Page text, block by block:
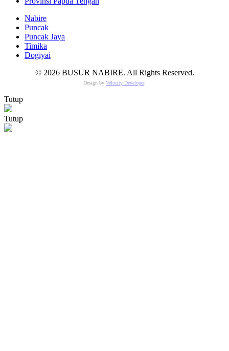
Nabire
Puncak
Puncak Jaya
Timika
Dogiyai
© 2026 BUSUR NABIRE. All Rights Reserved.
Design by Velocity Developer.
Tutup
Tutup